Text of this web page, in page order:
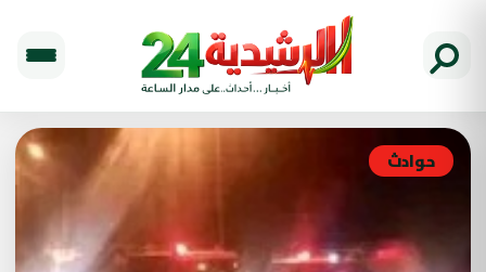
حوادث